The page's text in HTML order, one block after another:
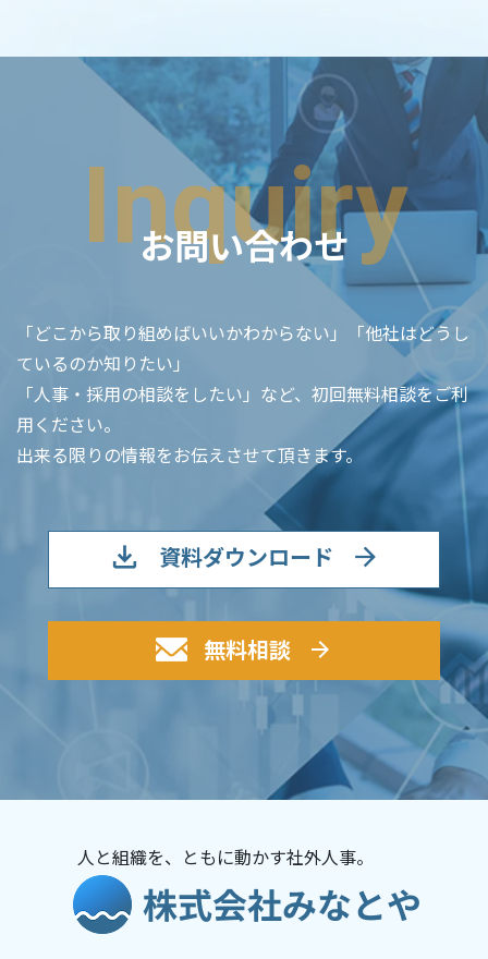
Inquiry
お問い合わせ
「どこから取り組めばいいかわからない」「他社はどうし
ているのか知りたい」
「人事・採用の相談をしたい」など、初回無料相談をご利
用ください。
出来る限りの情報をお伝えさせて頂きます。
資料ダウンロード
無料相談
人と組織を、ともに動かす社外人事。